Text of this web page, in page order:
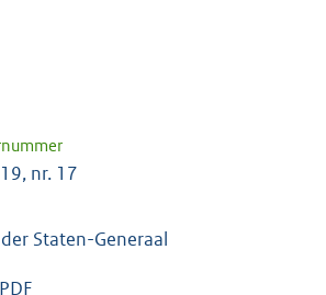
nr. 17
Staten-Generaal